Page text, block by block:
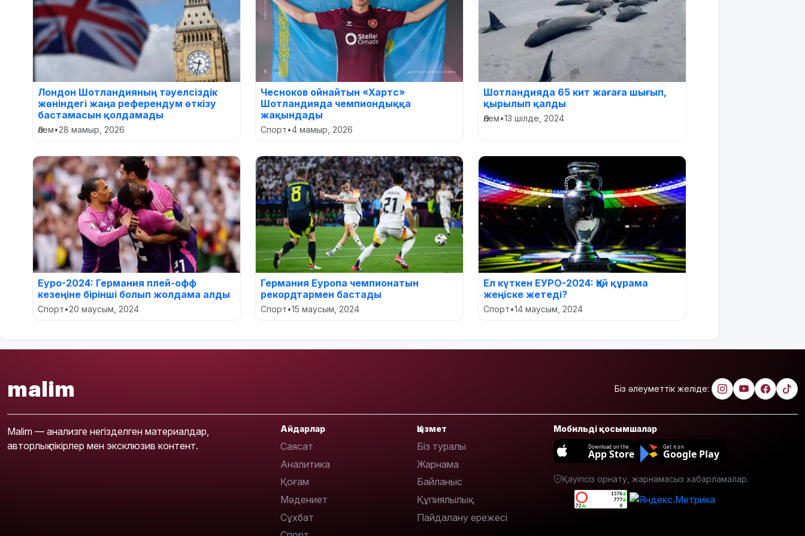
Лондон Шотландияның тәуелсіздік
жөніндегі жаңа референдум өткізу
бастамасын қолдамады
Әлем•28 мамыр, 2026
Чесноков ойнайтын «Хартс»
Шотландияда чемпиондыққа
жақындады
Спорт•4 мамыр, 2026
Шотландияда 65 кит жағаға шығып,
қырылып қалды
Әлем•13 шілде, 2024
Еуро-2024: Германия плей-офф
кезеңіне бірінші болып жолдама алды
Спорт•20 маусым, 2024
Германия Еуропа чемпионатын
рекордтармен бастады
Спорт•15 маусым, 2024
Ел күткен ЕУРО-2024: Қай құрама
жеңіске жетеді?
Спорт•14 маусым, 2024
malim Біз әлеуметтік желіде:
Malim — анализге негізделген материалдар,
авторлық пікірлер мен эксклюзив контент.
Айдарлар
Саясат
Аналитика
Қоғам
Мәдениет
Сұхбат
Қызмет
Біз туралы
Жарнама
Байланыс
Құпиялылық
Пайдалану ережесі
Мобильді қосымшалар
Download on the
App Store
Get it on
Google Play
Қауіпсіз орнату, жарнамасыз хабарламалар.